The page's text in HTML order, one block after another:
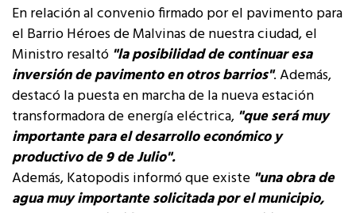
En relación al convenio firmado por el pavimento para
el Barrio Héroes de Malvinas de nuestra ciudad, el
Ministro resaltó "la posibilidad de continuar esa
inversión de pavimento en otros barrios". Además,
destacó la puesta en marcha de la nueva estación
transformadora de energía eléctrica, "que será muy
importante para el desarrollo económico y
productivo de 9 de Julio".
Además, Katopodis informó que existe "una obra de
agua muy importante solicitada por el municipio,